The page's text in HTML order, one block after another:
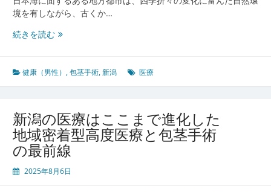
境を有しながら、古くか…
続きを読む新
伝
統
進
医
療
が
織
健康（男性） ,包茎手術,新潟 医療
新潟の医療はここまで進化した
地域密着型高度医療と包茎手術
の最前線
2025年8月6日